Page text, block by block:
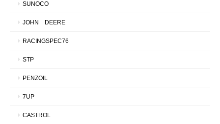
SUNOCO
JOHN DEERE
RACINGSPEC76
STP
PENZOIL
7UP
CASTROL